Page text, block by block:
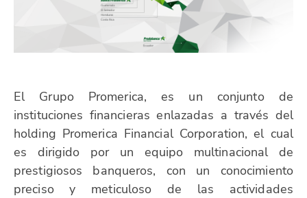
El Grupo Promerica, es un conjunto de
instituciones financieras enlazadas a través del
holding Promerica Financial Corporation, el cual
es dirigido por un equipo multinacional de
prestigiosos banqueros, con un conocimiento
preciso y meticuloso de las actividades